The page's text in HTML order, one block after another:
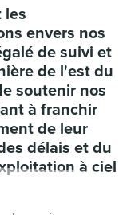
les
envers nos
de suivi et
de l'est du
soutenir nos
à franchir
de leur
délais et du
à ciel